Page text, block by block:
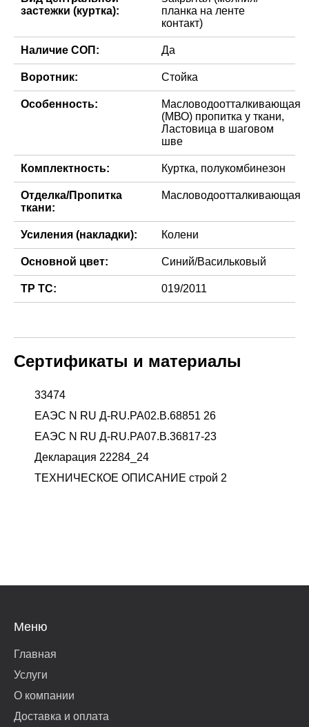
застежки (куртка):
планка на ленте
контакт)
Наличие СОП: Да
Воротник: Стойка
Особенность:
Масловодоотталкивающая
(МВО) пропитка у ткани,
Ластовица в шаговом
шве
Комплектность: Куртка, полукомбинезон
Отделка/Пропитка
ткани:
Масловодоотталкивающая
Усиления (накладки): Колени
Основной цвет: Синий/Васильковый
ТР ТС: 019/2011
Сертификаты и материалы
33474
ЕАЭС N RU Д-RU.РА02.В.68851 26
ЕАЭС N RU Д-RU.РА07.В.36817-23
Декларация 22284_24
ТЕХНИЧЕСКОЕ ОПИСАНИЕ строй 2
Меню
Главная
Услуги
О компании
Доставка и оплата